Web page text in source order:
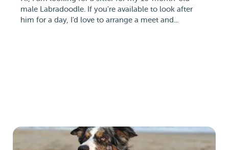
male Labradoodle. If you're available to look after
him for a day, I'd love to arrange a meet and...